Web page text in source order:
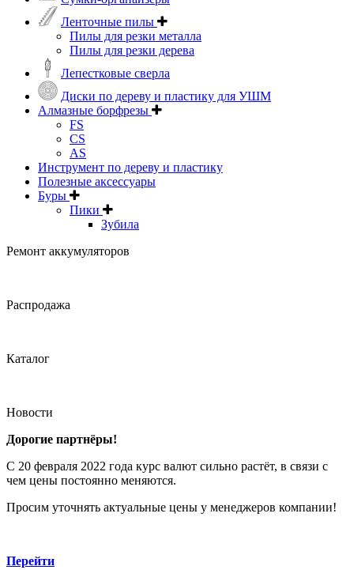
Ленточные пилы
Пилы для резки металла
Пилы для резки дерева
Лепестковые сверла
Диски по дереву и пластику для УШМ
Алмазные борфрезы
FS
CS
AS
Инструмент по дереву и пластику
Полезные аксессуары
Буры
Пики
Зубила
Ремонт аккумуляторов
Распродажа
Каталог
Новости
Дорогие партнёры!
С 20 февраля 2022 года курс валют сильно растёт, в связи с
чем цены постоянно меняются.
Просим уточнять актуальные цены у менеджеров компании!
Перейти